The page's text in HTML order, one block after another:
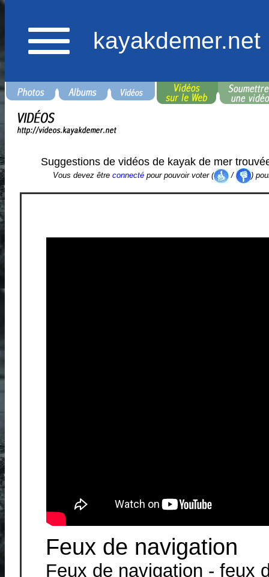
kayakdemer.net
Suggestions de vidéos de kayak de mer
Vous devez être connectépour pouvoir voter ( / )
Feux de navigation
Feux de navigation - feux